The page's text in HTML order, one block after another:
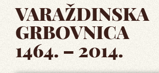
VARAŽDINSKA
GRBOVNICA
1464. – 2014.